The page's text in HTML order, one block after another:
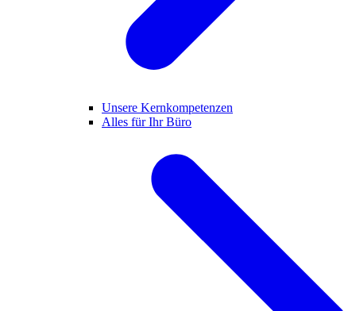
Unsere Kernkompetenzen
Alles für Ihr Büro